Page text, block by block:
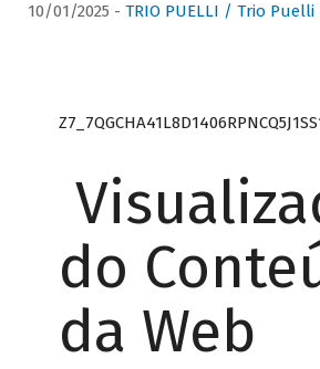
10/01/2025 - TRIO PUELLI / Trio Puelli
do
da Web